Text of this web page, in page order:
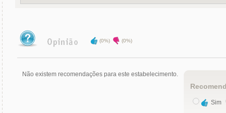
(0%) (0%)
Não existem recomendações para este estabelecimento.
Sim